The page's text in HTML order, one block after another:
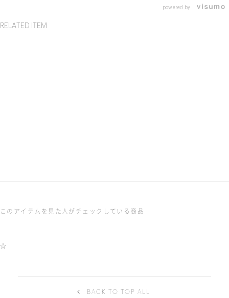
powered by
RELATED ITEM
このアイテムを見た人がチェックしている商品
☆
BACK TO TOP ALL